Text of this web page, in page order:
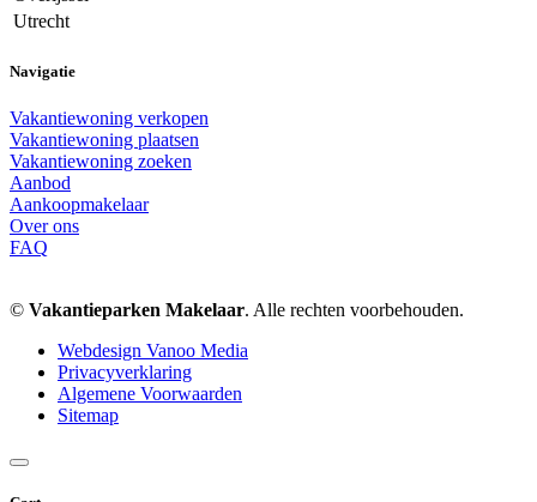
Utrecht
Navigatie
Vakantiewoning verkopen
Vakantiewoning plaatsen
Vakantiewoning zoeken
Aanbod
Aankoopmakelaar
Over ons
FAQ
© Vakantieparken Makelaar. Alle rechten voorbehouden.
Webdesign Vanoo Media
Privacyverklaring
Algemene Voorwaarden
Sitemap